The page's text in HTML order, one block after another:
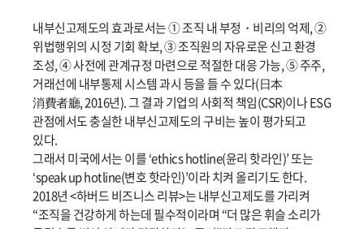
내부신고제도의 효과로서는 ① 조직 내 부정・비리의 억제, ②
위법행위의 시정 기회 확보, ③ 조직원의 자유로운 신고 환경
조성, ④ 사전에 관계규정 마련으로 적절한 대응 가능, ⑤ 주주,
거래선에 내부통제 시스템 과시 등을 들 수 있다(日本
消費者廳, 2016년). 그 결과 기업의 사회적 책임(CSR)이나 ESG
관점에서도 충실한 내부신고제도의 구비는 높이 평가되고
있다.
그래서 미국에서는 이를 ‘ethics hotline(윤리 핫라인)’ 또는
‘speak up hotline(변호 핫라인)’이라 치켜 올리기도 한다.
2018년 <하버드 비즈니스 리뷰>는 내부신고제도를 가리켜
“조직을 건강하게 하는데 필수적이라며 “더 많은 휘슬 소리가